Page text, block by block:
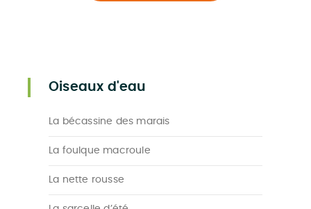
Oiseaux d'eau
La bécassine des marais
La foulque macroule
La nette rousse